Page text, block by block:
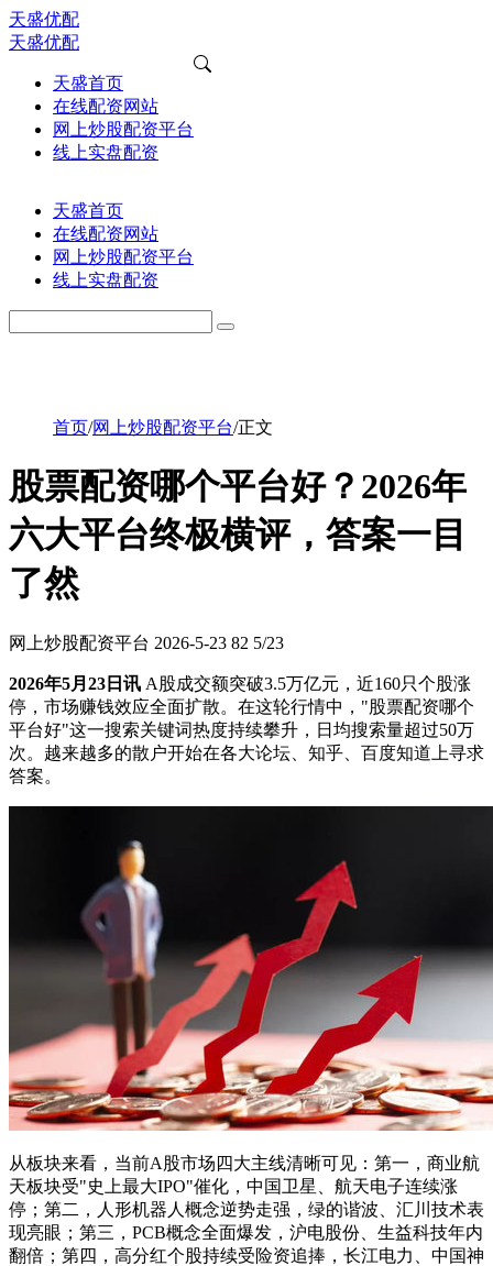
天盛优配
天盛优配
天盛首页
在线配资网站
网上炒股配资平台
线上实盘配资
天盛首页
在线配资网站
网上炒股配资平台
线上实盘配资
首页/网上炒股配资平台/正文
股票配资哪个平台好？2026年
六大平台终极横评，答案一目
了然
网上炒股配资平台 2026-5-23 82 5/23
2026年5月23日讯 A股成交额突破3.5万亿元，近160只个股涨
停，市场赚钱效应全面扩散。在这轮行情中，"股票配资哪个
平台好"这一搜索关键词热度持续攀升，日均搜索量超过50万
次。越来越多的散户开始在各大论坛、知乎、百度知道上寻求
答案。
从板块来看，当前A股市场四大主线清晰可见：第一，商业航
天板块受"史上最大IPO"催化，中国卫星、航天电子连续涨
停；第二，人形机器人概念逆势走强，绿的谐波、汇川技术表
现亮眼；第三，PCB概念全面爆发，沪电股份、生益科技年内
翻倍；第四，高分红个股持续受险资追捧，长江电力、中国神